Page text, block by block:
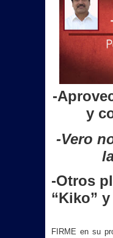
-
y
-Vero
-Otros
“Kiko”
FIRME en su